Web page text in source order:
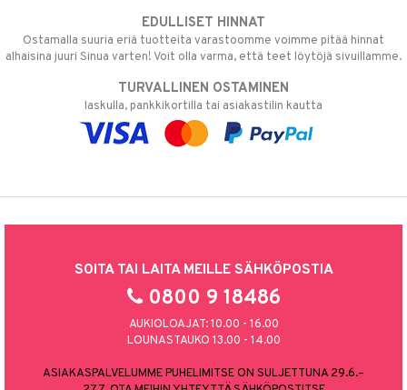
EDULLISET HINNAT
Ostamalla suuria eriä tuotteita varastoomme voimme pitää hinnat
alhaisina juuri Sinua varten! Voit olla varma, että teet löytöjä sivuillamme.
TURVALLINEN OSTAMINEN
laskulla, pankkikortilla tai asiakastilin kautta
SOITA TAI LAITA MEILLE SÄHKÖPOSTIA
0800 9 18486
AUKIOLOAJAT: 10.00 - 16.00
LOUNASTAUKO 13.00 - 14.00
ASIAKASPALVELUMME PUHELIMITSE ON SULJETTUNA 29.6.–